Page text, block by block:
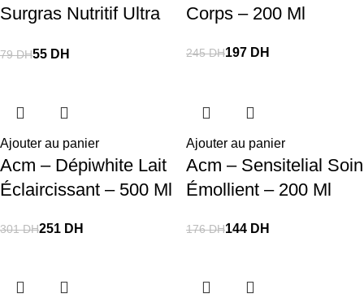
Surgras Nutritif Ultra
79DH55 DH
Corps – 200 Ml
245DH197 DH
Ajouter au panier
Acm – Dépiwhite Lait
Éclaircissant – 500 Ml
301DH251 DH
Ajouter au panier
Acm – Sensitelial Soin
Émollient – 200 Ml
176DH144 DH